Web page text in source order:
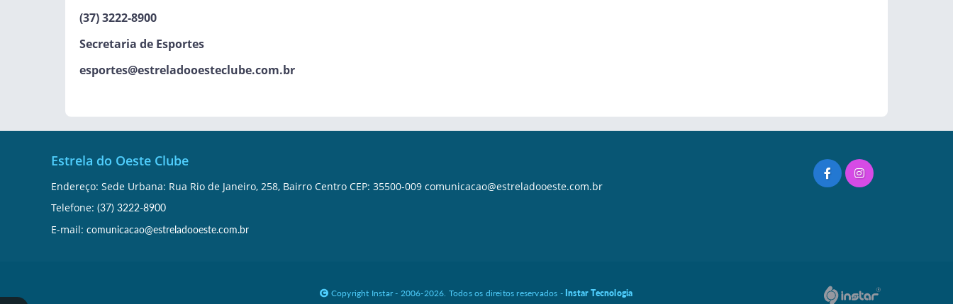
(37) 3222-8900
Secretaria de Esportes
esportes@estreladooesteclube.com.br
Estrela do Oeste Clube
Endereço: Sede Urbana: Rua Rio de Janeiro, 258, Bairro Centro CEP: 35500-009 comunicacao@estreladooeste.com.br
Telefone: (37) 3222-8900
E-mail: comunicacao@estreladooeste.com.br
Copyright Instar - 2006-2026. Todos os direitos reservados - Instar Tecnologia